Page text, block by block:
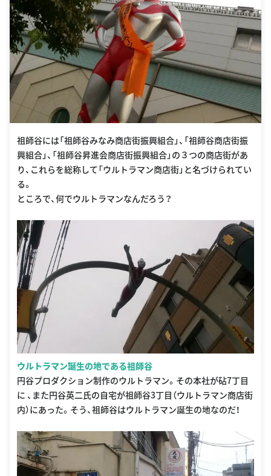
祖師谷には「祖師谷みなみ商店街振興組合」、「祖師谷商店街振
興組合」、「祖師谷昇進会商店街振興組合」の３つの商店街があ
り、これらを総称して「ウルトラマン商店街」と名づけられてい
る。
ところで、何でウルトラマンなんだろう？
ウルトラマン誕生の地である祖師谷
円谷プロダクション制作のウルトラマン。その本社が砧7丁目
に 、また円谷英二氏の自宅が祖師谷3丁目（ウルトラマン商店街
内）にあった。そう、祖師谷はウルトラマン誕生の地なのだ！